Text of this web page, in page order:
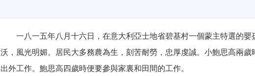
一八一五年八月十六日，在意大利亞士地省碧基村一個蒙主特選的嬰
沃，風光明媚。居民大多務農為生，刻苦耐勞，忠厚虔誠。小鮑思高兩
出外工作。鮑思高四歲時便要參與家裏和田間的工作。